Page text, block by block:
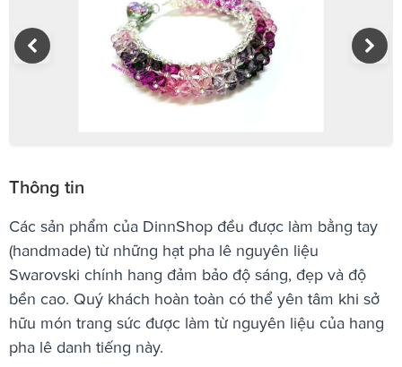
Thông tin
Các sản phẩm của DinnShop đều được làm bằng tay
(handmade) từ những hạt pha lê nguyên liệu
Swarovski chính hang đảm bảo độ sáng, đẹp và độ
bền cao. Quý khách hoàn toàn có thể yên tâm khi sở
hữu món trang sức được làm từ nguyên liệu của hang
pha lê danh tiếng này.